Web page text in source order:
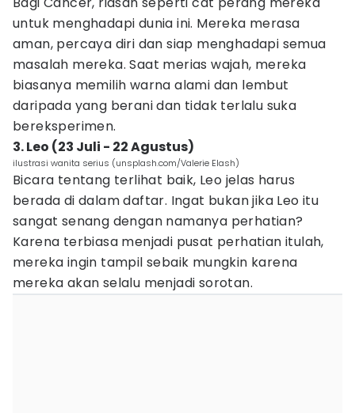
untuk menghadapi dunia ini. Mereka merasa
aman, percaya diri dan siap menghadapi semua
masalah mereka. Saat merias wajah, mereka
biasanya memilih warna alami dan lembut
daripada yang berani dan tidak terlalu suka
bereksperimen.
3. Leo (23 Juli - 22 Agustus)
ilustrasi wanita serius (unsplash.com/Valerie Elash)
Bicara tentang terlihat baik, Leo jelas harus
berada di dalam daftar. Ingat bukan jika Leo itu
sangat senang dengan namanya perhatian?
Karena terbiasa menjadi pusat perhatian itulah,
mereka ingin tampil sebaik mungkin karena
mereka akan selalu menjadi sorotan.